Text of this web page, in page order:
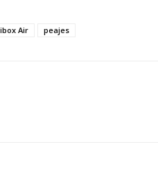
Air peajes